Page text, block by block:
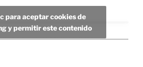
para aceptar cookies de
y permitir este contenido